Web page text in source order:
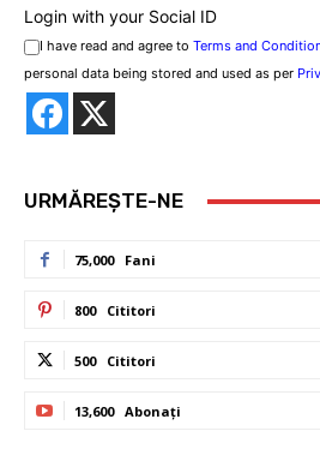
Login with your Social ID
I have read and agree to Terms and
personal data being stored and used as per
URMĂREȘTE-NE
75,000 Fani
800 Cititori
500 Cititori
13,600 Abonați